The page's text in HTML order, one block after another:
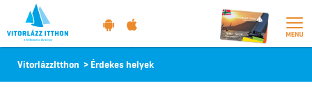
Vitorlázz
itthon
VitorlázzItthon > Érdekes helyek